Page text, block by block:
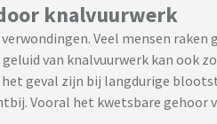
knalvuurwerk
Veel mensen raken
van knalvuurwerk kan ook
geval zijn bij langdurige
Vooral het kwetsbare gehoor